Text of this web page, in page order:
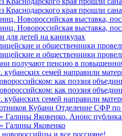
Краснодарского края прошли
Новороссийская выставка,
Новороссийская выставка,
для детей на каникулах
и общественники
и общественники
получают пенсию в повышенном
кубанских семей направили
как поэзия
как поэзия
кубанских семей направили
Кубани Отделение СФР
Галины Яковенко. Анонс
Галины Яковенко